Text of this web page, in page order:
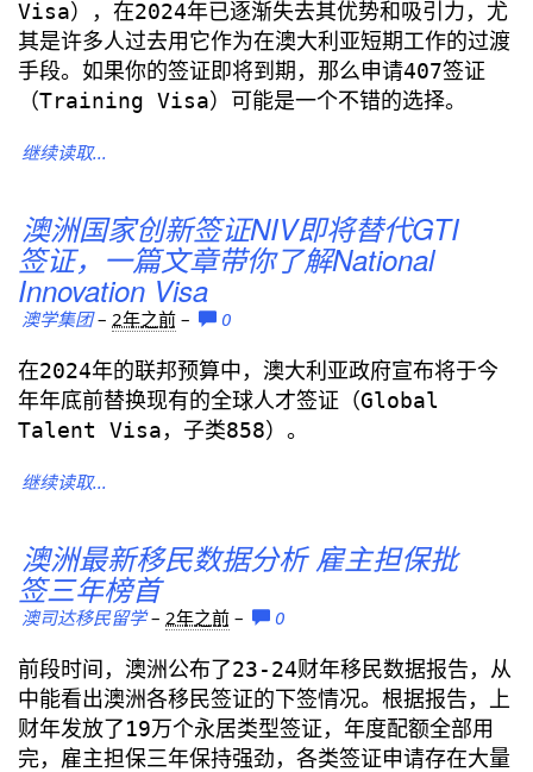
Visa），在2024年已逐渐失去其优势和吸引力，尤
其是许多人过去用它作为在澳大利亚短期工作的过渡
手段。如果你的签证即将到期，那么申请407签证
（Training Visa）可能是一个不错的选择。
继续读取...
澳洲国家创新签证NIV即将替代GTI
签证，一篇文章带你了解National
Innovation Visa
澳学集团– 2年之前 – 0
在2024年的联邦预算中，澳大利亚政府宣布将于今
年年底前替换现有的全球人才签证（Global
Talent Visa，子类858）。
继续读取...
澳洲最新移民数据分析 雇主担保批
签三年榜首
澳司达移民留学– 2年之前 – 0
前段时间，澳洲公布了23-24财年移民数据报告，从
中能看出澳洲各移民签证的下签情况。根据报告，上
财年发放了19万个永居类型签证，年度配额全部用
完，雇主担保三年保持强劲，各类签证申请存在大量